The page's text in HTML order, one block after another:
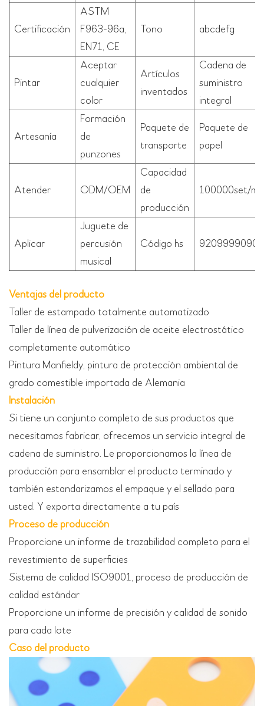
Certificación
ASTM
F963-96a,
EN71, CE
Tono abcdefg
Pintar
Aceptar
cualquier
color
Artículos
inventados
Cadena de
suministro
integral
Artesanía
Formación
de
punzones
Paquete de
transporte
Paquete de
papel
Atender ODM/OEM
Capacidad
de
producción
100000set/
Aplicar
Juguete de
percusión
musical
Código hs 9209999090
Ventajas del producto
Taller de estampado totalmente automatizado
Taller de línea de pulverización de aceite electrostático
completamente automático
Pintura Manfieldy, pintura de protección ambiental de
grado comestible importada de Alemania
Instalación
Si tiene un conjunto completo de sus productos que
necesitamos fabricar, ofrecemos un servicio integral de
cadena de suministro. Le proporcionamos la línea de
producción para ensamblar el producto terminado y
también estandarizamos el empaque y el sellado para
usted. Y exporta directamente a tu país
Proceso de producción
Proporcione un informe de trazabilidad completo para el
revestimiento de superficies
Sistema de calidad ISO9001, proceso de producción de
calidad estándar
Proporcione un informe de precisión y calidad de sonido
para cada lote
Caso del producto